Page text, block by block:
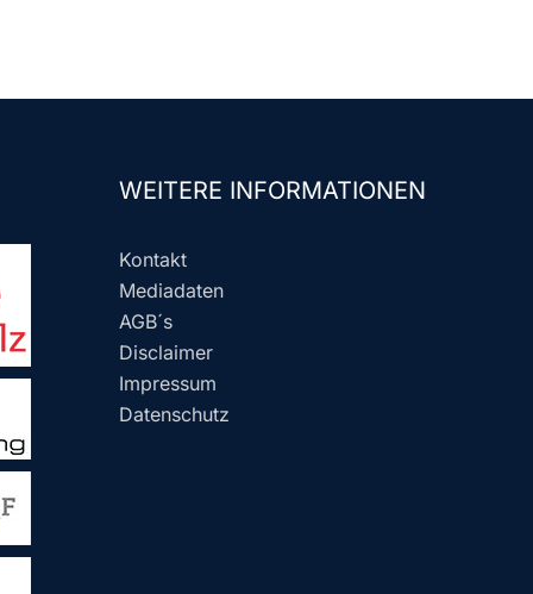
WEITERE INFORMATIONEN
Kontakt
Mediadaten
AGB´s
Disclaimer
Impressum
Datenschutz